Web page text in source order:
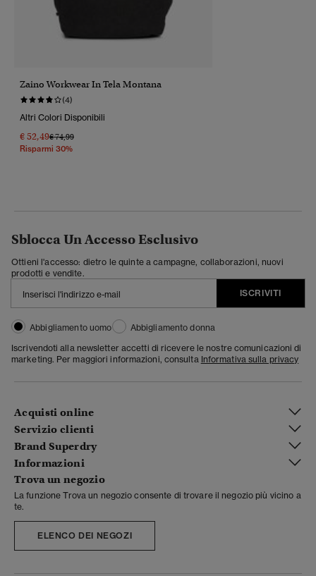
Zaino Workwear In Tela Montana
(4)
Altri Colori Disponibili
€ 52,49Prezzo Ridotto Da
€ 74,99A
Risparmi 30%
Sblocca Un Accesso Esclusivo
Ottieni l'accesso: dietro le quinte a campagne, collaborazioni, nuovi
prodotti e vendite.
ISCRIVITI
Abbigliamento uomo
Abbigliamento donna
Iscrivendoti alla newsletter accetti di ricevere le nostre comunicazioni di
marketing. Per maggiori informazioni, consulta Informativa sulla privacy
Acquisti online
Servizio clienti
Brand Superdry
Informazioni
Trova un negozio
La funzione Trova un negozio consente di trovare il negozio più vicino a
te.
ELENCO DEI NEGOZI